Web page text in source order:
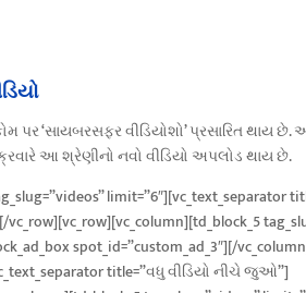
પર ‘સાયબરસફર વીડિયોશો’ પ્રસારિત થાય છે.
આ શ્રેણીનો નવો વીડિયો અપલોડ થાય છે.
limit=”6″][vc_text_separator
spot_id=”custom_ad_3″][/
title=”વધુ વીડિયો નીચે જુઓ”]